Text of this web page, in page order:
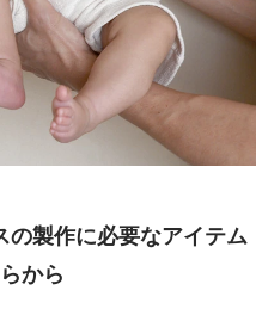
の製作に必要なアイテム
から